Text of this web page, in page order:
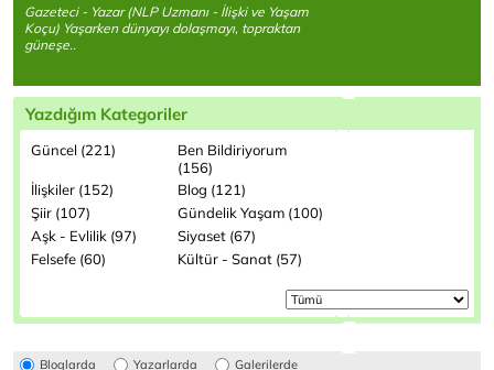
Gazeteci - Yazar (NLP Uzmanı - İlişki ve Yaşam
Koçu) Yaşarken dünyayı dolaşmayı, topraktan
güneşe..
Yazdığım Kategoriler
Güncel (221) Ben Bildiriyorum
(156)
İlişkiler (152)
Blog (121)
Şiir (107)
Gündelik Yaşam (100)
Aşk - Evlilik (97)
Siyaset (67)
Felsefe (60)
Kültür - Sanat (57)
Bloglarda Yazarlarda Galerilerde